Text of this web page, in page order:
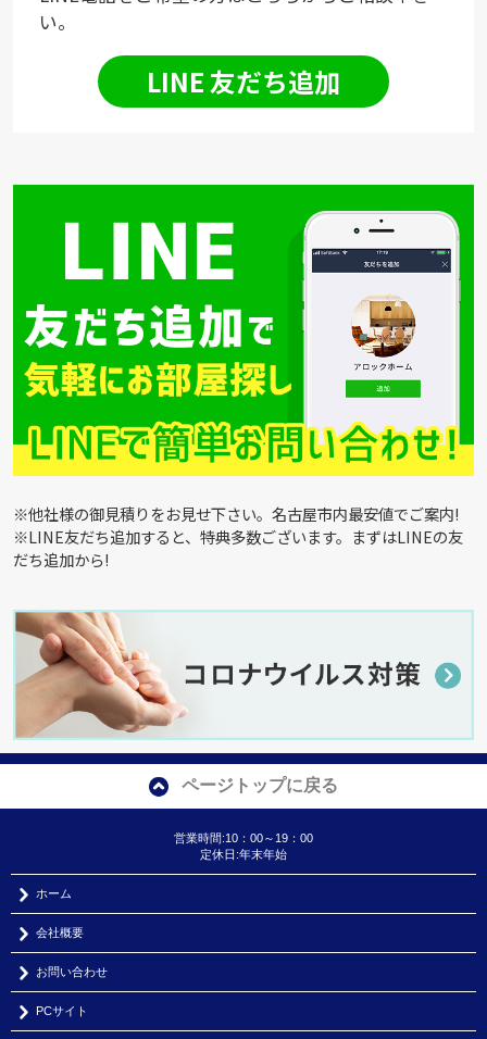
い。
LINE 友だち追加
※他社様の御見積りをお見せ下さい。名古屋市内最安値でご案内!
※LINE友だち追加すると、特典多数ございます。まずはLINEの友
だち追加から!
ページトップに戻る
営業時間:10：00～19：00
定休日:年末年始
ホーム
会社概要
お問い合わせ
PCサイト